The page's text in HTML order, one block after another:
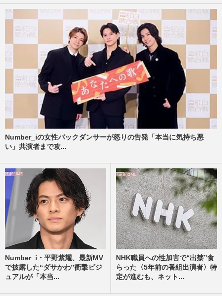
Number_iの女性バックダンサーが怒りの告発「本当に気持ち悪
い」共演者まで攻...
Number_i・平野紫耀、最新MV
で披露した“ダサかわ”衝撃ビジ
ュアルが「本当...
NHK職員への性加害で“出禁”食
らった〈5年前の番組出演者〉特
定が進むも、ネット...